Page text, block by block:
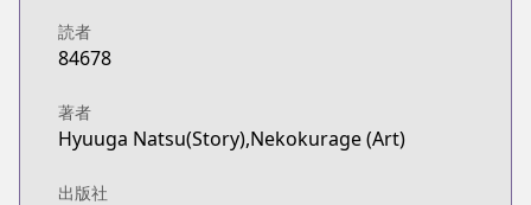
https://squareenixmangaandbooks.square-enix-
Official Site
http://www.jp.square-enix.com/magazine/
読者
84678
著者
Hyuuga Natsu(Story),Nekokurage (Art)
出版社